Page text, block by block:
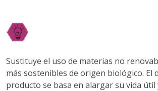
Sustituye el uso de materias no
más sostenibles de origen biológico. El
producto se basa en alargar su vida útil